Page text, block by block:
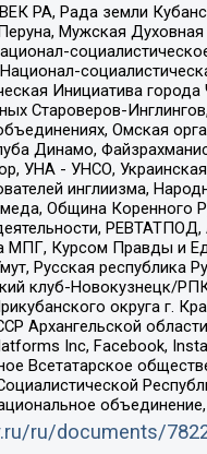
РА, Рада земли
Мужская
Инициатива
Староверов-
Омская
Динамо,
УНА - УНСО,
инглиизма,
Община Коренного
Курсом Правды и
Русская республика
клуб-Новокузнецк/
округа г.
Архангельской
Inc, Facebook,
Всетатарское
ru/documents/